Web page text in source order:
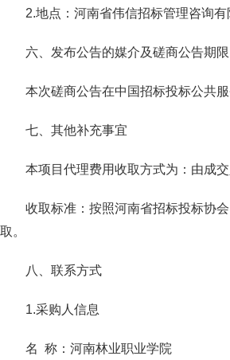
2.地点：河南省伟信招标管理咨询
六、发布公告的媒介及磋商公告期限
本次磋商公告在中国招标投标公共
七、其他补充事宜
本项目代理费用收取方式为：由成交
收取标准：按照河南省招标投标协
取。
八、联系方式
1.采购人信息
名 称：河南林业职业学院